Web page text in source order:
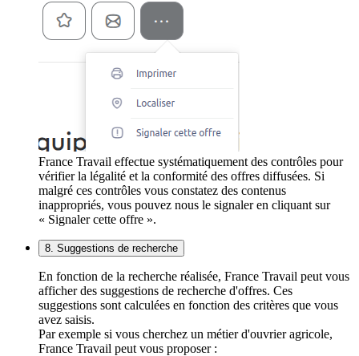
France Travail effectue systématiquement des contrôles pour
vérifier la légalité et la conformité des offres diffusées. Si
malgré ces contrôles vous constatez des contenus
inappropriés, vous pouvez nous le signaler en cliquant sur
« Signaler cette offre ».
8. Suggestions de recherche
En fonction de la recherche réalisée, France Travail peut vous
afficher des suggestions de recherche d'offres. Ces
suggestions sont calculées en fonction des critères que vous
avez saisis.
Par exemple si vous cherchez un métier d'ouvrier agricole,
France Travail peut vous proposer :